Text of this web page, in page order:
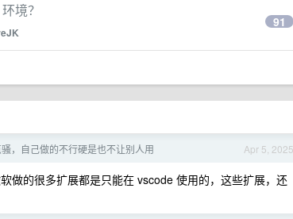
境？
91
Apr 5, 2025
，自己做的不行硬是也不让别人用
做的很多扩展都是只能在 vscode 使用的，这些扩展，还